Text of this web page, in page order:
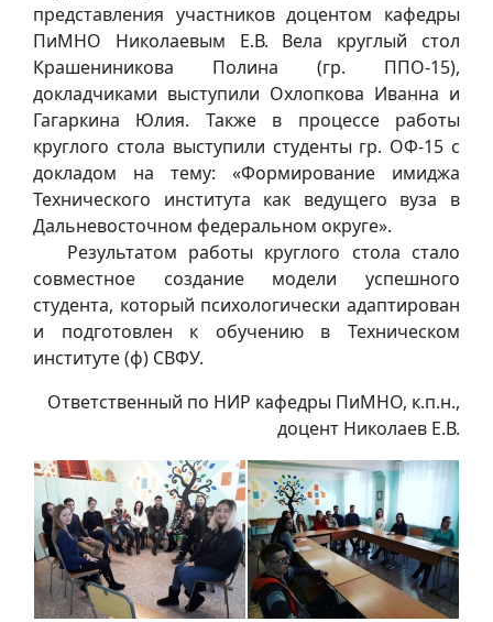
представления участников доцентом кафедры
ПиМНО Николаевым Е.В. Вела круглый стол
Крашениникова Полина (гр. ППО-15),
докладчиками выступили Охлопкова Иванна и
Гагаркина Юлия. Также в процессе работы
круглого стола выступили студенты гр. ОФ-15 с
докладом на тему: «Формирование имиджа
Технического института как ведущего вуза в
Дальневосточном федеральном округе».
Результатом работы круглого стола стало
совместное создание модели успешного
студента, который психологически адаптирован
и подготовлен к обучению в Техническом
институте (ф) СВФУ.
Ответственный по НИР кафедры ПиМНО, к.п.н.,
доцент Николаев Е.В.